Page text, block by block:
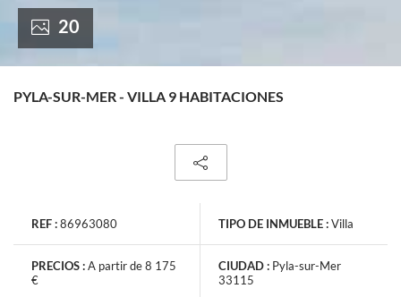
20
PYLA-SUR-MER - VILLA 9 HABITACIONES
REF :86963080
PRECIOS :A partir de 8 175
€
TIPO DE INMUEBLE :Villa
CIUDAD : Pyla-sur-Mer
33115
France +(33)